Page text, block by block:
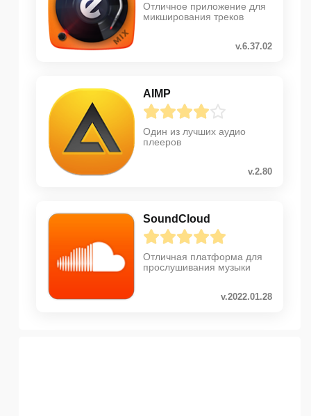
Отличное приложение для
микширования треков
v.6.37.02
AIMP
Один из лучших аудио
плееров
v.2.80
SoundCloud
Отличная платформа для
прослушивания музыки
v.2022.01.28